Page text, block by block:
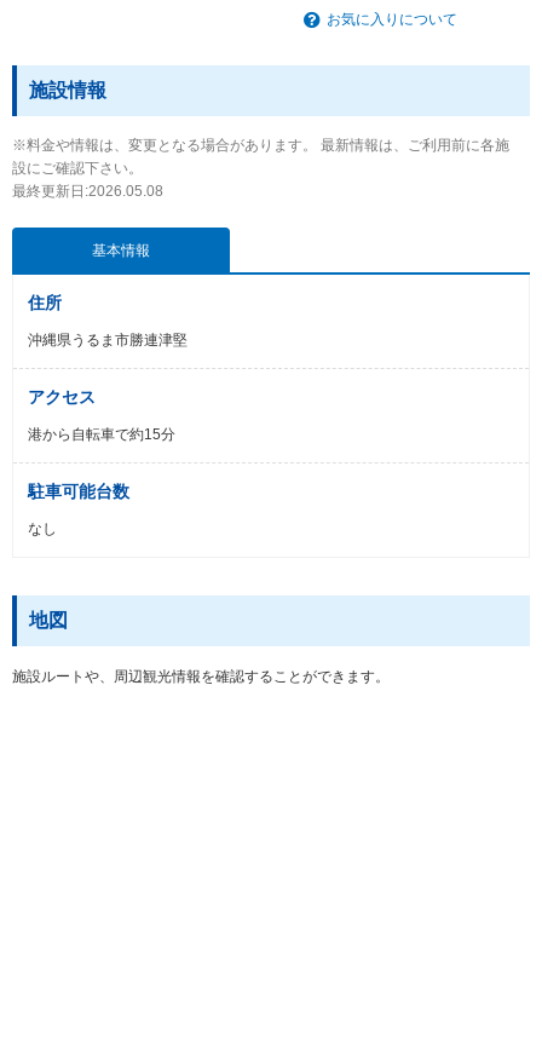
お気に入りについて
施設情報
※料金や情報は、変更となる場合があります。 最新情報は、ご利用前に各施
設にご確認下さい。
最終更新日:2026.05.08
基本情報
住所
沖縄県うるま市勝連津堅
アクセス
港から自転車で約15分
駐車可能台数
なし
地図
施設ルートや、周辺観光情報を確認することができます。